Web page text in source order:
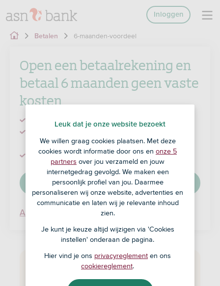
Inloggen
Betalen 6-maanden-voordeel
Open een betaalrekening en
betaal 6 maanden geen vaste
kosten
Wegens succes verlengd tot en met 12 april
Consumentenbond
Makkelijk te openen via de app
Bekijk de ASN Bankrekening
ASN Bankrekening openen
Deze actie is afgelopen!
De actie liep van 2 februari tot en met 12 april
Leuk dat je onze website bezoekt
We willen graag cookies plaatsen. Met deze
cookies wordt informatie door ons en onze 5
partners over jou verzameld en jouw
internetgedrag gevolgd. We maken een
persoonlijk profiel van jou. Daarmee
personaliseren wij onze website, advertenties en
communicatie en laten wij je relevante inhoud
zien.
Je kunt je keuze altijd wijzigen via 'Cookies
instellen' onderaan de pagina.
Hier vind je ons privacyreglement en ons
cookiereglement.